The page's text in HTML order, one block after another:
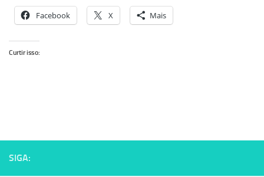
Facebook X Mais
Curtir isso:
SIGA: